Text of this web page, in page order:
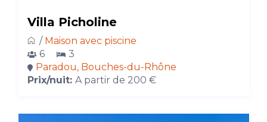
Villa Picholine
/ Maison avec piscine
6
3
Paradou, Bouches-du-Rhône
Prix/nuit: A partir de 200 €